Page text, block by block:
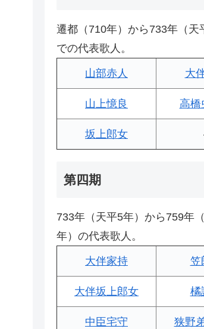
遷都（710年）から733年（天
での代表歌人。
山部赤人 大
山上憶良 高橋
坂上郎女
第四期
733年（天平5年）から759年
年）の代表歌人。
大伴家持 笠
大伴坂上郎女 橘
中臣宅守 狭野